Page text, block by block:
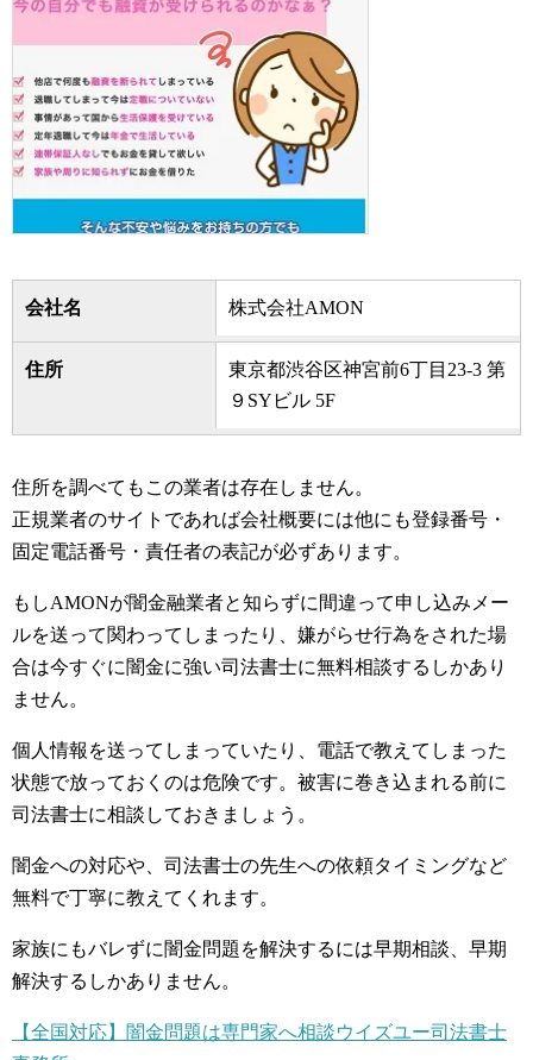
会社名 株式会社AMON
住所
東京都渋谷区神宮前6丁目23-3 第
９SYビル 5F
住所を調べてもこの業者は存在しません。
正規業者のサイトであれば会社概要には他にも登録番号・
固定電話番号・責任者の表記が必ずあります。
もしAMONが闇金融業者と知らずに間違って申し込みメー
ルを送って関わってしまったり、嫌がらせ行為をされた場
合は今すぐに闇金に強い司法書士に無料相談するしかあり
ません。
個人情報を送ってしまっていたり、電話で教えてしまった
状態で放っておくのは危険です。被害に巻き込まれる前に
司法書士に相談しておきましょう。
闇金への対応や、司法書士の先生への依頼タイミングなど
無料で丁寧に教えてくれます。
家族にもバレずに闇金問題を解決するには早期相談、早期
解決するしかありません。
【全国対応】闇金問題は専門家へ相談ウイズユー司法書士